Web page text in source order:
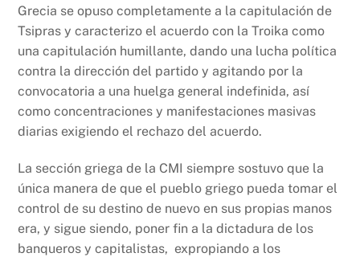
Grecia se opuso completamente a la capitulación de
Tsipras y caracterizo el acuerdo con la Troika como
una capitulación humillante, dando una lucha política
contra la dirección del partido y agitando por la
convocatoria a una huelga general indefinida, así
como concentraciones y manifestaciones masivas
diarias exigiendo el rechazo del acuerdo.
La sección griega de la CMI siempre sostuvo que la
única manera de que el pueblo griego pueda tomar el
control de su destino de nuevo en sus propias manos
era, y sigue siendo, poner fin a la dictadura de los
banqueros y capitalistas, expropiando a los